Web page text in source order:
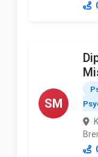
SM